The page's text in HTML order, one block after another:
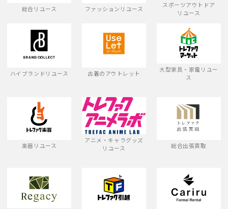
総合リユース ファッションリユース
スポーツアウトドア
リユース
ハイブランドリユース 古着のアウトレット
大型家具・家電リユー
ス
楽器リユース
アニメ・キャラグッズ
リユース
総合出張買取